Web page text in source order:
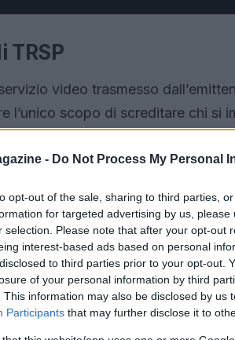
- Do Not Process My Personal
opt-out of the sale, sharing to third parties,
for targeted advertising by us,
selection. Please note that after your opt-out
interest-based ads based on personal
to third parties prior to your opt-out.
of your personal information by third
This information may also be disclosed by us
Participants that may further disclose it to
video trasmesso
l’unico scopo di screditare chi si
spirito critico e responsabilità. È
abbia invece trasmesso un
sotto indicazione di terzi.
di informare, ma piuttosto di
libero, sempre nel rispetto
della comunità.